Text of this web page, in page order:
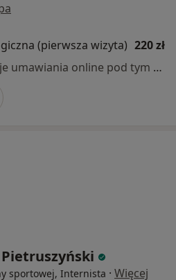
(pierwsza wizyta) 220 zł
Specjalista nie oferuje umawiania online pod tym adresem.
sportowej, Internista · Więcej